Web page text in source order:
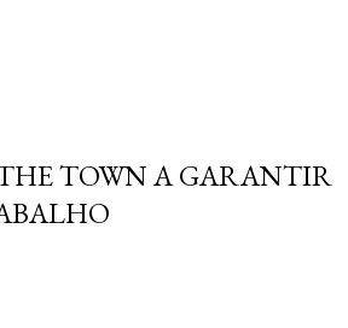
TOWN A GARANTIR